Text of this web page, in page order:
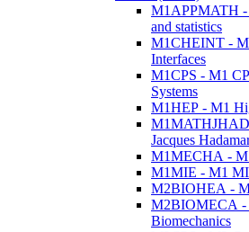
M1APPMATH -
and statistics
M1CHEINT -
Interfaces
M1CPS - M1
Systems
M1HEP - M1
Jacques
M1MECHA -
M1MIE - M1
M2BIOHEA -
M2BIOMECA -
Biomechanics